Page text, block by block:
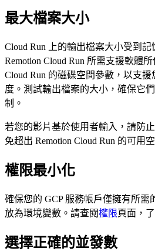
最大檔案大小
Cloud Run 上的輸出檔案大小受到
Remotion Cloud Run 所需支援軟體
Cloud Run 的磁碟空間參數，以支
度。測試輸出檔案的大小，確保它
制。
若您的影片基於使用者輸入，請防
免超出 Remotion Cloud Run 的可用
權限最小化
確保您的 GCP 服務帳戶僅擁有所需
放為環境變數。請查閱權限頁面，
選擇正確的並發數